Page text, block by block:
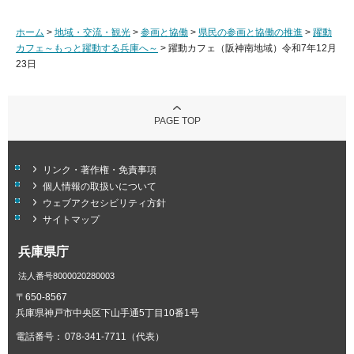
ホーム > 地域・交流・観光 > 参画と協働 > 県民の参画と協働の推進 > 躍動
カフェ～もっと躍動する兵庫へ～ > 躍動カフェ（阪神南地域）令和7年12月
23日
PAGE TOP
リンク・著作権・免責事項
個人情報の取扱いについて
ウェブアクセシビリティ方針
サイトマップ
兵庫県庁
法人番号8000020280003
〒650-8567
兵庫県神戸市中央区下山手通5丁目10番1号
電話番号： 078-341-7711（代表）